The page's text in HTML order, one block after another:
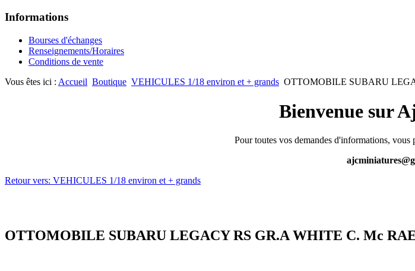
Informations
Bourses d'échanges
Renseignements/Horaires
Conditions de vente
Vous êtes ici : Accueil Boutique VEHICULES 1/18 environ et + grands OTTOMOBILE SUBARU
Bienvenue sur
Pour toutes vos demandes d'informations, vous
Retour vers: VEHICULES 1/18 environ et + grands
OTTOMOBILE SUBARU LEGACY RS GR.A WHITE C. Mc